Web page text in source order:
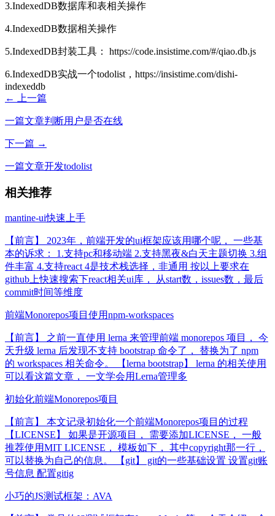
3.IndexedDB数据库和表相关操作
4.IndexedDB数据相关操作
5.IndexedDB封装工具： https://code.insistime.com/#/qiao.db.js
6.IndexedDB实战一个todolist， https://insistime.com/dishi-
indexeddb
← 上一篇
一篇文章判断用户是否在线
下一篇 →
一篇文章开发todolist
相关推荐
mantine-ui快速上手
【前言】 2023年，前端开发的ui框架应该用哪个呢， 一些基
本的诉求： 1.支持pc和移动端 2.支持黑夜&白天主题切换 3.组
件丰富 4.支持react 4是技术栈选择，非通用 按以上要求在
github上快速搜索下react相关ui库， 从start数，issues数，最后
commit时间等维度
前端Monorepos项目使用npm-workspaces
【前言】 之前一直使用 lerna 来管理前端 monorepos 项目， 今
天升级 lerna 后发现不支持 bootstrap 命令了， 替换为了 npm
的 workspaces 相关命令。 【lerna bootstrap】 lerna 的相关使用
可以看这篇文章， 一文学会用Lerna管理多
初始化前端Monorepos项目
【前言】 本文记录初始化一个前端Monorepos项目的过程
【LICENSE】 如果是开源项目， 需要添加LICENSE， 一般
推荐使用MIT LICENSE， 模板如下， 其中copyright那一行，
可以替换为自己的信息。 【git】 git的一些基础设置 设置git账
号信息 配置gitig
小巧的JS测试框架：AVA